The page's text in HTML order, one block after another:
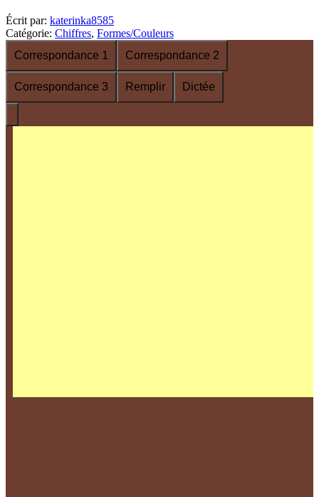
Écrit par: katerinka8585
Catégorie: Chiffres, Formes/Couleurs
Correspondance 1
Correspondance 2
Correspondance 3 Remplir Dictée